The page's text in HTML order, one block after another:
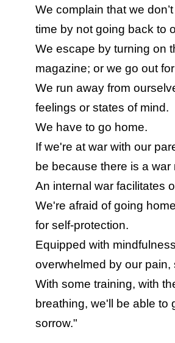
We complain that we
time by not going back to
We escape by turning on
magazine; or we go out
We run away from
feelings or states of mind.
We have to go home.
If we're at war with our
be because there is a war
An internal war facilitates
We're afraid of going
for self-protection.
Equipped with
overwhelmed by our
With some training, with
breathing, we'll be able to
sorrow."